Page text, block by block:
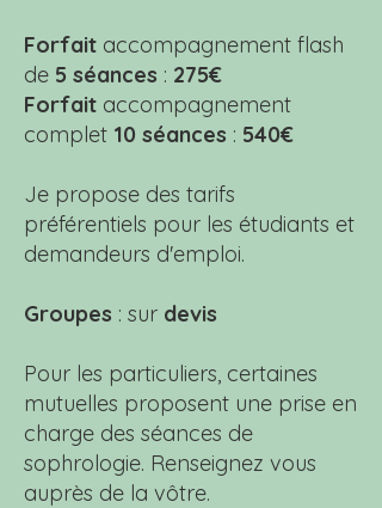
Forfait accompagnement flash
de 5 séances : 275€
Forfait accompagnement
complet 10 séances : 540€
Je propose des tarifs
préférentiels pour les étudiants et
demandeurs d'emploi.
Groupes : sur devis
Pour les particuliers, certaines
mutuelles proposent une prise en
charge des séances de
sophrologie. Renseignez vous
auprès de la vôtre.